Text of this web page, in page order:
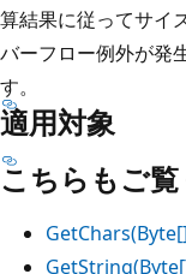
算結果に従ってサイ
バーフロー例外が発
す。
適用対象
こちらもご